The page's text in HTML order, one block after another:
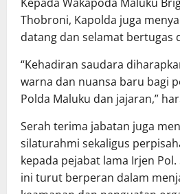
Thobroni, Kapolda juga
datang dan selamat bertugas
“Kehadiran saudara
warna dan nuansa baru bagi
Polda Maluku dan jajaran,”
Serah terima jabatan juga
silaturahmi sekaligus
kepada pejabat lama Irjen
ini turut berperan dalam